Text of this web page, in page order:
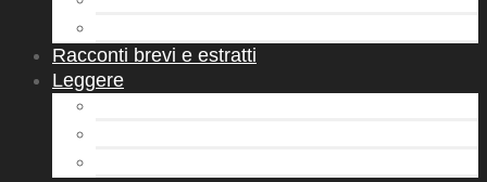
Racconti brevi e estratti
Leggere